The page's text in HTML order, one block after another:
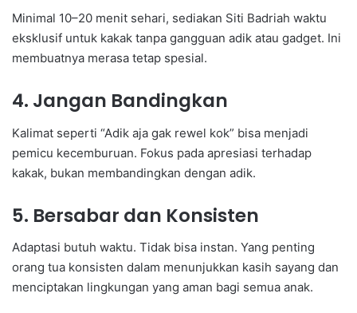
Minimal 10–20 menit sehari, sediakan Siti Badriah waktu
eksklusif untuk kakak tanpa gangguan adik atau gadget. Ini
membuatnya merasa tetap spesial.
4. Jangan Bandingkan
Kalimat seperti “Adik aja gak rewel kok” bisa menjadi
pemicu kecemburuan. Fokus pada apresiasi terhadap
kakak, bukan membandingkan dengan adik.
5. Bersabar dan Konsisten
Adaptasi butuh waktu. Tidak bisa instan. Yang penting
orang tua konsisten dalam menunjukkan kasih sayang dan
menciptakan lingkungan yang aman bagi semua anak.